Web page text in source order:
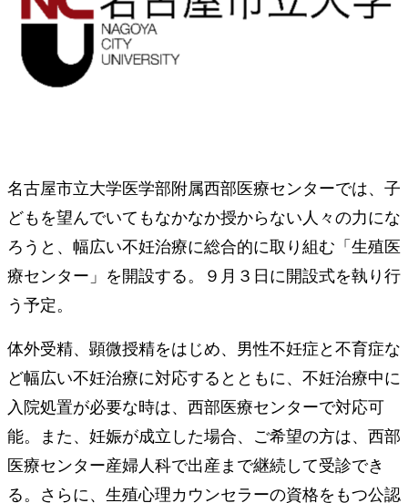
名古屋市立大学医学部附属西部医療センターでは、子
どもを望んでいてもなかなか授からない人々の力にな
ろうと、幅広い不妊治療に総合的に取り組む「生殖医
療センター」を開設する。９月３日に開設式を執り行
う予定。
体外受精、顕微授精をはじめ、男性不妊症と不育症な
ど幅広い不妊治療に対応するとともに、不妊治療中に
入院処置が必要な時は、西部医療センターで対応可
能。また、妊娠が成立した場合、ご希望の方は、西部
医療センター産婦人科で出産まで継続して受診でき
る。さらに、生殖心理カウンセラーの資格をもつ公認